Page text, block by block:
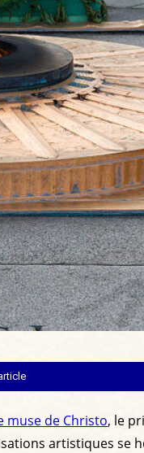
muse de Christo, le
artistiques se